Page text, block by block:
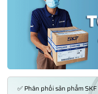
✅ Phân phối sản phẩm